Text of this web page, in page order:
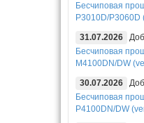
Бесчиповая
P3010D/P3060D
31.07.2026
Бесчиповая
M4100DN/DW
30.07.2026
Бесчиповая
P4100DN/DW